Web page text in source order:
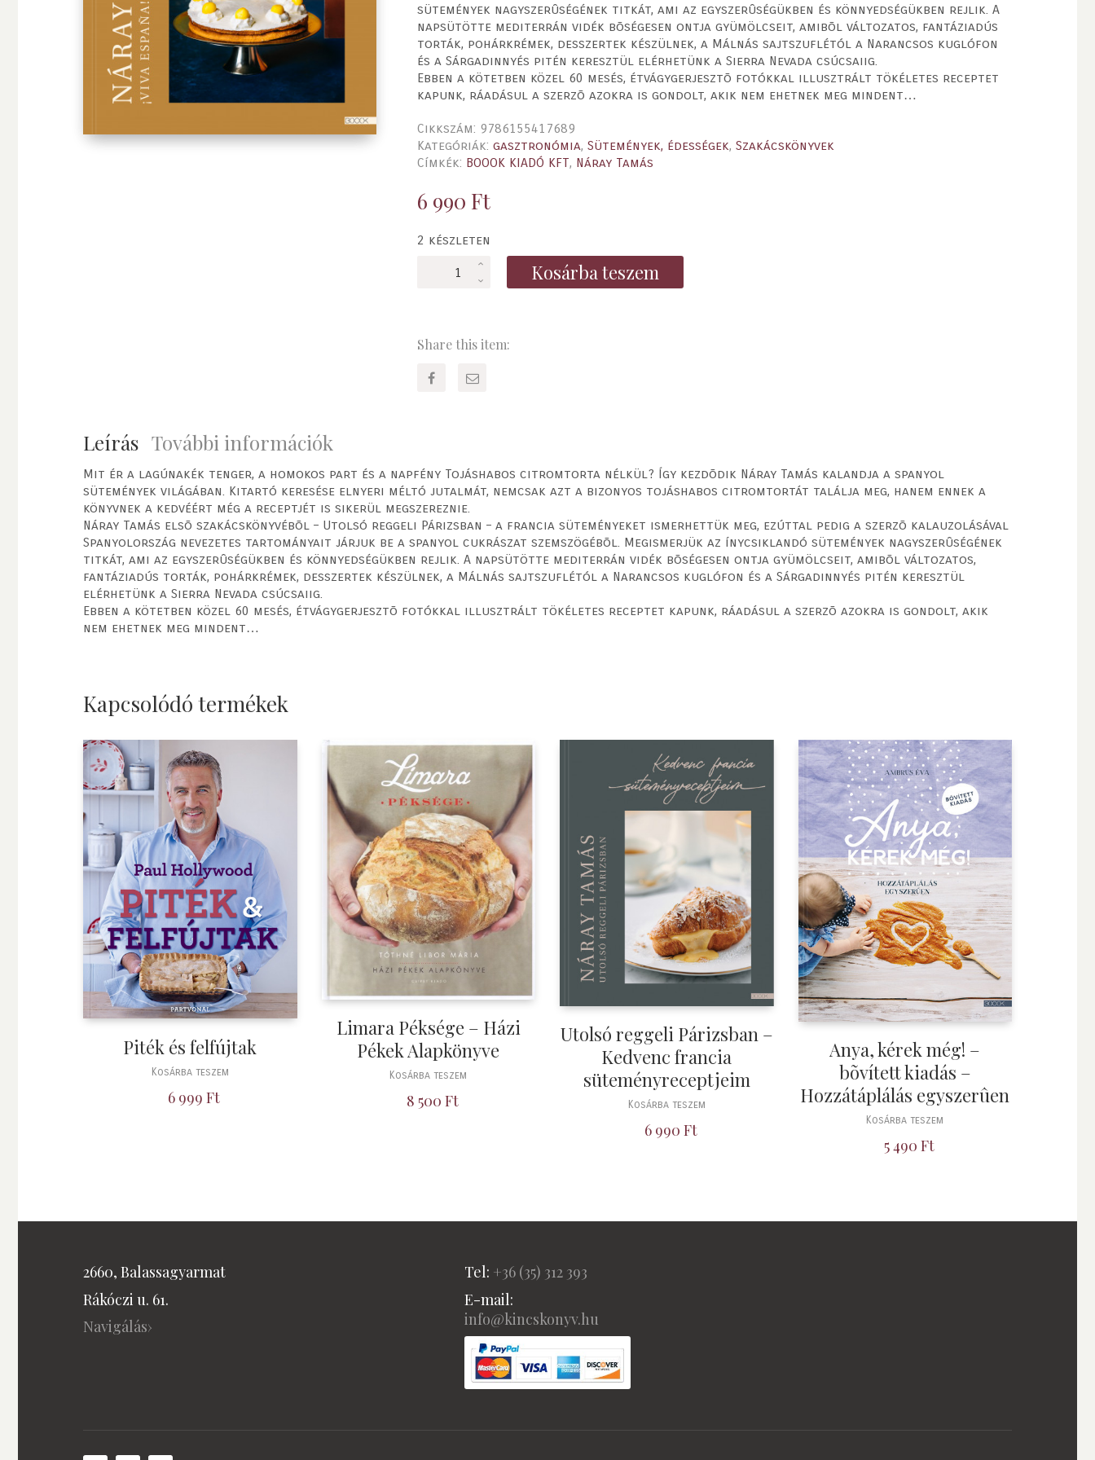
sütemények nagyszerûségének titkát, ami az egyszerûségükben és könnyedségükben rejlik. A
napsütötte mediterrán vidék bõségesen ontja gyümölcseit, amibõl változatos, fantáziadús
torták, pohárkrémek, desszertek készülnek, a Málnás sajtszuflétól a Narancsos kuglófon
és a Sárgadinnyés pitén keresztül elérhetünk a Sierra Nevada csúcsaiig.
Ebben a kötetben közel 60 mesés, étvágygerjesztõ fotókkal illusztrált tökéletes receptet
kapunk, ráadásul a szerzõ azokra is gondolt, akik nem ehetnek meg mindent…
Cikkszám: 9786155417689
Kategóriák: gasztronómia, Sütemények, édességek, Szakácskönyvek
Címkék: BOOOK KIADÓ KFT, Náray Tamás
6 990 Ft
2 készleten
Espana!
süteményreceptjeim
Kosárba teszem
Share this item:
Leírás További információk
Mit ér a lagúnakék tenger, a homokos part és a napfény Tojáshabos citromtorta nélkül? Így kezdõdik Náray Tamás kalandja a spanyol
sütemények világában. Kitartó keresése elnyeri méltó jutalmát, nemcsak azt a bizonyos tojáshabos citromtortát találja meg, hanem ennek a
könyvnek a kedvéért még a receptjét is sikerül megszereznie.
Náray Tamás elsõ szakácskönyvébõl – Utolsó reggeli Párizsban – a francia süteményeket ismerhettük meg, ezúttal pedig a szerzõ kalauzolásával
Spanyolország nevezetes tartományait járjuk be a spanyol cukrászat szemszögébõl. Megismerjük az ínycsiklandó sütemények nagyszerûségének
titkát, ami az egyszerûségükben és könnyedségükben rejlik. A napsütötte mediterrán vidék bõségesen ontja gyümölcseit, amibõl változatos,
fantáziadús torták, pohárkrémek, desszertek készülnek, a Málnás sajtszuflétól a Narancsos kuglófon és a Sárgadinnyés pitén keresztül
elérhetünk a Sierra Nevada csúcsaiig.
Ebben a kötetben közel 60 mesés, étvágygerjesztõ fotókkal illusztrált tökéletes receptet kapunk, ráadásul a szerzõ azokra is gondolt, akik
nem ehetnek meg mindent…
Kapcsolódó termékek
Piték és felfújtak
Kosárba teszem
6 999Ft
Limara Péksége – Házi
Pékek Alapkönyve
Kosárba teszem
8 500 Ft
Utolsó reggeli Párizsban –
Kedvenc francia
süteményreceptjeim
Kosárba teszem
6 990 Ft
Anya, kérek még! –
bõvített kiadás –
Hozzátáplálás egyszerûen
Kosárba teszem
5 490 Ft
2660, Balassagyarmat
Rákóczi u. 61.
Navigálás›
Tel: +36 (35) 312 393
E-mail:
info@kincskonyv.hu